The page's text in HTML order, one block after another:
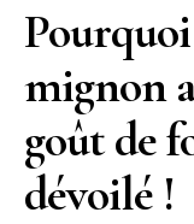
mignon
goût de
dévoilé !